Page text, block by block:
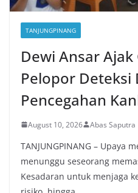
TANJUNGPINANG
Dewi Ansar Ajak
Pelopor Deteksi
Pencegahan
August 10, 2026 Abas Saputra
TANJUNGPINANG – Upaya
menunggu seseorang
Kesadaran untuk menjaga